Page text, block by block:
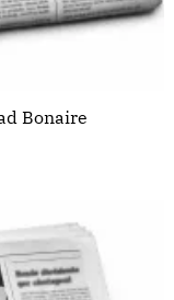
Bonaire